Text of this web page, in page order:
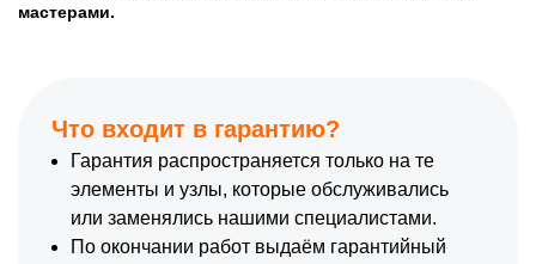
мастерами.
Что входит в гарантию?
Гарантия распространяется только на те
элементы и узлы, которые обслуживались
или заменялись нашими специалистами.
По окончании работ выдаём гарантийный